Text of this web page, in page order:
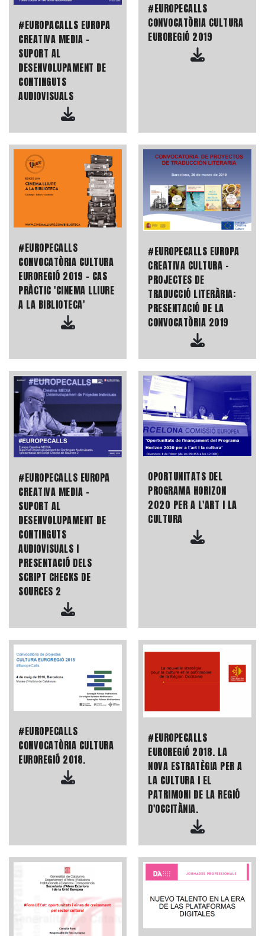
#EUROPACALLS EUROPA
CREATIVA MEDIA -
SUPORT AL
DESENVOLUPAMENT DE
CONTINGUTS
AUDIOVISUALS
#EUROPECALLS
CONVOCATÒRIA CULTURA
EUROREGIÓ 2019
#EUROPECALLS
CONVOCATÒRIA CULTURA
EUROREGIÓ 2019 - CAS
PRÀCTIC 'CINEMA LLIURE
A LA BIBLIOTECA'
#EUROPECALLS EUROPA
CREATIVA CULTURA -
PROJECTES DE
TRADUCCIÓ LITERÀRIA:
PRESENTACIÓ DE LA
CONVOCATÒRIA 2019
#EUROPECALLS EUROPA
CREATIVA MEDIA -
SUPORT AL
DESENVOLUPAMENT DE
CONTINGUTS
AUDIOVISUALS I
PRESENTACIÓ DELS
SCRIPT CHECKS DE
SOURCES 2
OPORTUNITATS DEL
PROGRAMA HORIZON
2020 PER A L'ART I LA
CULTURA
#EUROPECALLS
CONVOCATÒRIA CULTURA
EUROREGIÓ 2018.
#EUROPECALLS
EUROREGIÓ 2018. LA
NOVA ESTRATÈGIA PER A
LA CULTURA I EL
PATRIMONI DE LA REGIÓ
D'OCCITÀNIA.